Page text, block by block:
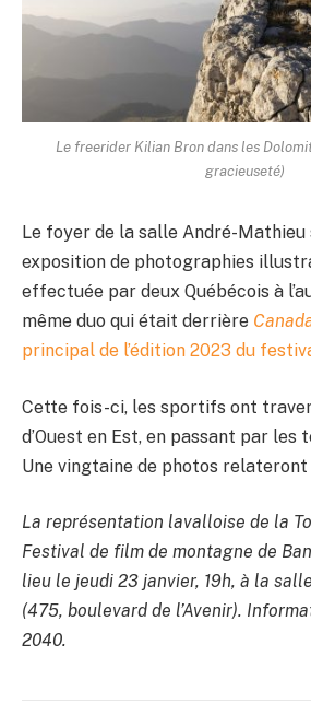
Le freerider Kilian Bron dans les
gracieuseté)
Le foyer de la salle André-Mathieu
exposition de photographies
effectuée par deux Québécois à
même duo qui était derrière
principal de l’édition 2023 du
Cette fois-ci, les sportifs ont
d’Ouest en Est, en passant par
Une vingtaine de photos
La représentation lavalloise de la
Festival de film de montagne de
lieu le jeudi 23 janvier, 19h, à la
(475, boulevard de l’Avenir).
2040.